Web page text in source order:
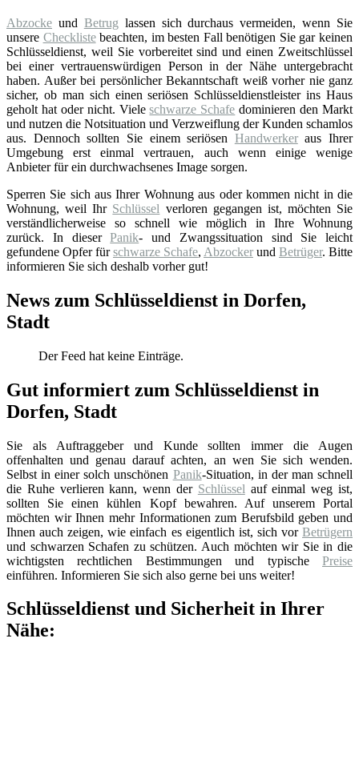
Abzocke und Betrug lassen sich durchaus vermeiden, wenn Sie
unsere Checklistebeachten, im besten Fall benötigen Sie gar keinen
Schlüsseldienst, weil Sie vorbereitet sind und einen Zweitschlüssel
bei einer vertrauenswürdigen Person in der Nähe untergebracht
haben. Außer bei persönlicher Bekanntschaft weiß vorher nie ganz
sicher, ob man sich einen seriösen Schlüsseldienstleister ins Haus
geholt hat oder nicht. Vieleschwarze Schafe dominieren den Markt
und nutzen die Notsituation und Verzweiflung der Kunden schamlos
aus. Dennoch sollten Sie einem seriösen Handwerkeraus Ihrer
Umgebung erst einmal vertrauen, auch wenn einige wenige
Anbieter für ein durchwachsenes Image sorgen.
Sperren Sie sich aus Ihrer Wohnung aus oder kommen nicht in die
Wohnung, weil Ihr Schlüssel verloren gegangen ist, möchten Sie
verständlicherweise so schnell wie möglich in Ihre Wohnung
zurück. In dieserPanik- und Zwangssituation sind Sie leicht
gefundene Opfer fürschwarze Schafe, Abzocker und Betrüger. Bitte
informieren Sie sich deshalb vorher gut!
News zum Schlüsseldienst in Dorfen,
Stadt
Der Feed hat keine Einträge.
Gut informiert zum Schlüsseldienst in
Dorfen, Stadt
Sie als Auftraggeber und Kunde sollten immer die Augen
offenhalten und genau darauf achten, an wen Sie sich wenden.
Selbst in einer solch unschönen Panik-Situation, in der man schnell
die Ruhe verlieren kann, wenn der Schlüssel auf einmal weg ist,
sollten Sie einen kühlen Kopf bewahren. Auf unserem Portal
möchten wir Ihnen mehr Informationen zum Berufsbild geben und
Ihnen auch zeigen, wie einfach es eigentlich ist, sich vor Betrügern
und schwarzen Schafen zu schützen. Auch möchten wir Sie in die
wichtigsten rechtlichen Bestimmungen und typische Preise
einführen. Informieren Sie sich also gerne bei uns weiter!
Schlüsseldienst und Sicherheit in Ihrer
Nähe: